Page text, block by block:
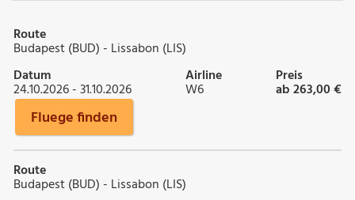
Route
Budapest (BUD) - Lissabon (LIS)
Datum
24.10.2026 - 31.10.2026
Airline
W6
Preis
ab 263,00 €
Fluege finden
Route
Budapest (BUD) - Lissabon (LIS)